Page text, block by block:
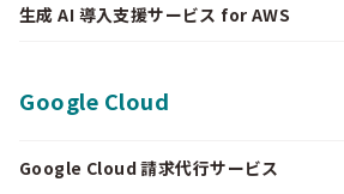
生成 AI 導入支援サービス for AWS
Google Cloud
Google Cloud 請求代行サービス